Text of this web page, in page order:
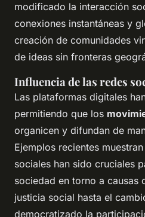
modificado la interacción
conexiones instantáneas y
creación de comunidades
de ideas sin fronteras
Influencia de las redes
Las plataformas digitales
permitiendo que los
organicen y difundan de
Ejemplos recientes
sociales han sido cruciales
sociedad en torno a causas
justicia social hasta el
democratizado la